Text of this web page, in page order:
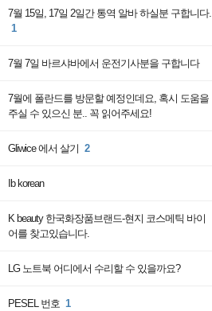
7월 15일, 17일 2일간 통역 알바 하실분 구합니다.
1
7월 7일 바르샤바에서 운전기사분을 구합니다
7월에 폴란드를 방문할 예정인데요, 혹시 도움을
주실 수 있으신 분.. 꼭 읽어주세요!
Gliwice 에서 살기 2
Ib korean
K beauty 한국화장품브랜드-현지 코스메틱 바이
어를 찾고있습니다.
LG 노트북 어디에서 수리할 수 있을까요?
PESEL 번호 1